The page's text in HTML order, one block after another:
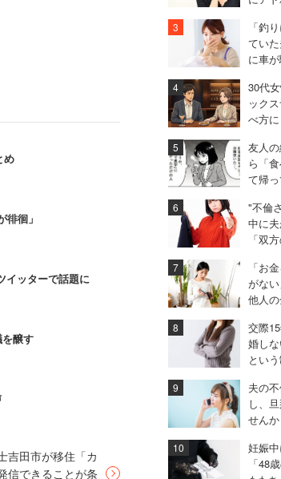
（75.7％）、2
る。
答しており、収
）、「300万円
年収500万円未満
」になると大幅
が低い」と回答
たい」
め
徊」
イッターで話題に
醸す
吉田市が移住「カ
信できることが条
「釣
てい
に車
30代
ック
べ方
友人
ら「
て帰
"不倫
中に
「双
「お
がない
他人
交際
婚し
とい
夫の
し、
せん
妊娠
「48